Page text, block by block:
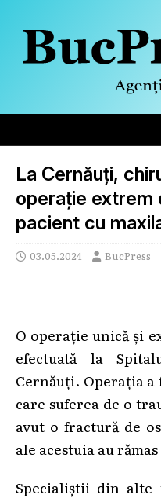
La Cernăuți,
operație extrem
pacient cu
03.05.2024 BucPress
O operație unică și
efectuată la
Cernăuți. Operația
care suferea de o
avut o fractură de
ale acestuia au
Specialiștii din